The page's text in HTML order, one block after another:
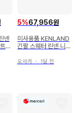
넨
5%67,956원
미사용품 KENLAND
긴팔 스웨터 린넨 니트
오사카・ 1달 전